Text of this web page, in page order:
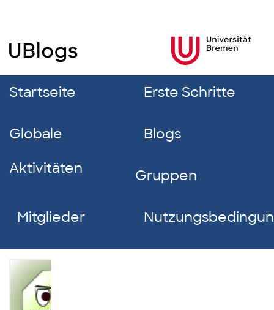
Startseite Erste Schritte
Globale
Aktivitäten
Blogs
Gruppen
Mitglieder